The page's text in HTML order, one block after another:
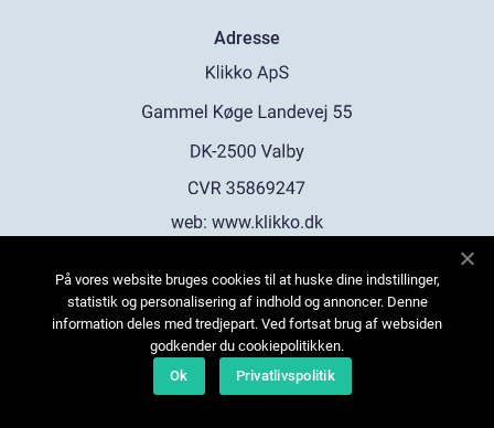
Adresse
web: www.klikko.dk
Menu
Annoncering
Om os
På vores website bruges cookies til at huske dine indstillinger,
statistik og personalisering af indhold og annoncer. Denne
information deles med tredjepart. Ved fortsat brug af websiden
godkender du cookiepolitikken.
Ok
Privatlivspolitik